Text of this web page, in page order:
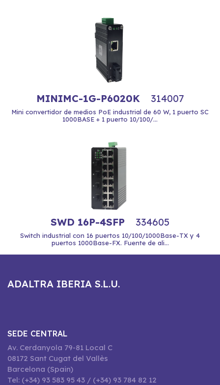
MINIMC-1G-P6020K 314007
Mini convertidor de medios PoE industrial de 60 W, 1 puerto SC
1000BASE + 1 puerto 10/100/...
SWD 16P-4SFP 334605
Switch industrial con 16 puertos 10/100/1000Base-TX y 4
puertos 1000Base-FX. Fuente de ali...
ADALTRA IBERIA S.L.U.
SEDE CENTRAL
Av. Cerdanyola 79-81 Local C
08172 Sant Cugat del Vallès
Barcelona (Spain)
Tel: (+34) 93 583 95 43 / (+34) 93 784 82 12